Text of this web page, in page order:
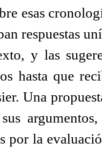
esas
respuestas
y las
hasta que
Una
por la